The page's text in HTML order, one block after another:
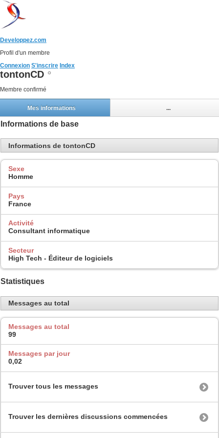
Developpez.com
Profil d'un membre
Connexion S'inscrire Index
tontonCD
Membre confirmé
Mes informations ...
Informations de base
Informations de tontonCD
Sexe
Homme
Pays
France
Activité
Consultant informatique
Secteur
High Tech - Éditeur de logiciels
Statistiques
Messages au total
Messages au total
99
Messages par jour
0,02
Trouver tous les messages
Trouver les dernières discussions commencées